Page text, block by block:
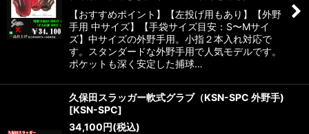
【おすすめポイント】【左投げ用もあり】【外野
手用 中サイズ】【手袋サイズ目安：S〜Mサイ
ズ】中サイズの外野手用。小指２本入れ対応で
す。スタンダードな外野手用で人気モデルです。
ポケットも深く安定した捕球…
久保田スラッガー軟式グラブ（KSN-SPC 外野手)
[KSN-SPC]
34,100円(税込)